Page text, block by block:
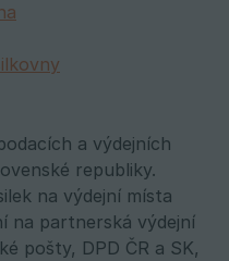
a výdejních
republiky.
na výdejní místa
na partnerská výdejní
pošty, DPD ČR a SK,